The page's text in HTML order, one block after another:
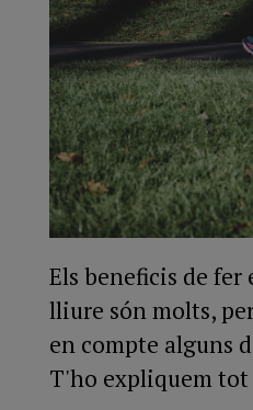
Els beneficis de fer
lliure són molts,
en compte alguns
T'ho expliquem tot